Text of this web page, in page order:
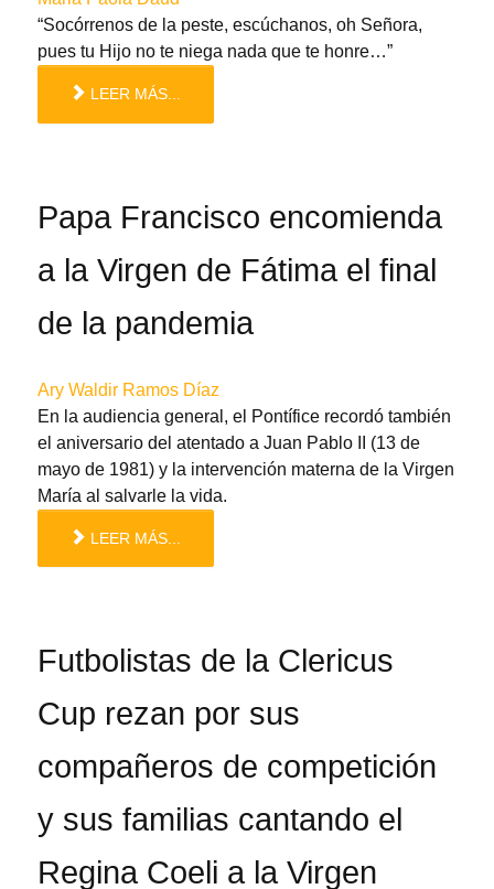
“Socórrenos de la peste, escúchanos, oh Señora,
pues tu Hijo no te niega nada que te honre…”
LEER MÁS...
Papa Francisco encomienda
a la Virgen de Fátima el final
de la pandemia
Ary Waldir Ramos Díaz
En la audiencia general, el Pontífice recordó también
el aniversario del atentado a Juan Pablo II (13 de
mayo de 1981) y la intervención materna de la Virgen
María al salvarle la vida.
LEER MÁS...
Futbolistas de la Clericus
Cup rezan por sus
compañeros de competición
y sus familias cantando el
Regina Coeli a la Virgen